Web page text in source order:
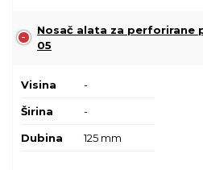
Nosač alata za perforirane
05
Visina -
Širina -
Dubina 125 mm